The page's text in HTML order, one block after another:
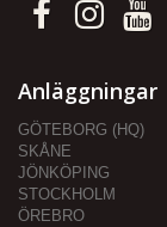
Anläggningar
GÖTEBORG (HQ)
SKÅNE
JÖNKÖPING
STOCKHOLM
ÖREBRO